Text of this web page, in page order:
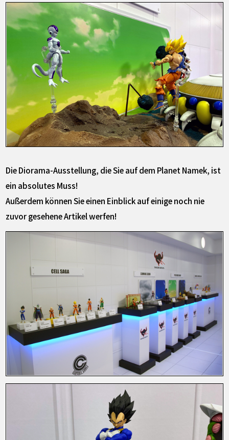
Die Diorama-Ausstellung, die Sie auf dem Planet Namek, ist
ein absolutes Muss!
Außerdem können Sie einen Einblick auf einige noch nie
zuvor gesehene Artikel werfen!